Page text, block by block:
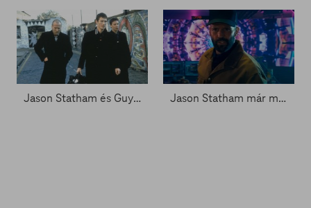
Jason Statham és Guy Richie újra egy filmen dolgozik - Zacc nélkül 2024. Jason Statham már magyarul is méhészkedik - Zacc nélkül 1773.